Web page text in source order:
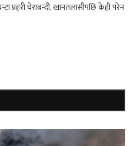
प्रहरी घेराबन्दी, खानतलासीपछि केही परेन